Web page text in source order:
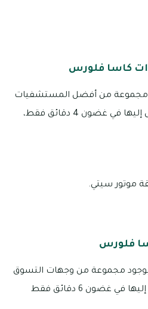
كاسا فلورس
مجموعة من أفضل المستشفيات
والعيادات التي يمكن الوصول إليها في غضون 4 دقائق فقط،
موتور سيتي.
فلورس
مجموعة من وجهات التسوق
المتنوعة التي يمكن الوصول إليها في غضون 6 دقائق فقط